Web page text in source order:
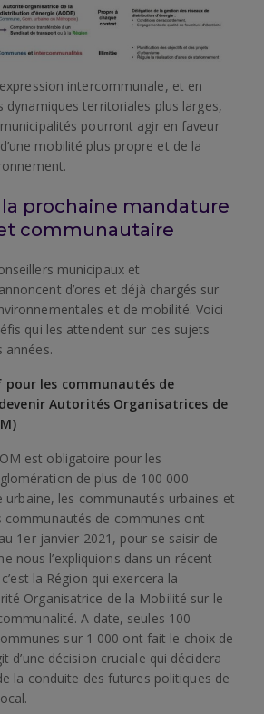
intercommunale, et en
dynamiques territoriales plus larges,
pourront agir en faveur
mobilité plus propre et de la
la prochaine mandature
communautaire
municipaux et
d’ores et déjà chargés sur
et de mobilité. Voici
qui les attendent sur ces sujets
années.
pour les communautés de
Autorités Organisatrices de
est obligatoire pour les
de plus de 100 000
urbaine, les communautés urbaines et
communautés de communes ont
1er janvier 2021, pour se saisir de
nous l’expliquions dans un récent
la Région qui exercera la
Organisatrice de la Mobilité sur le
A date, seules 100
sur 1 000 ont fait le choix de
d’une décision cruciale qui décidera
la conduite des futures politiques de